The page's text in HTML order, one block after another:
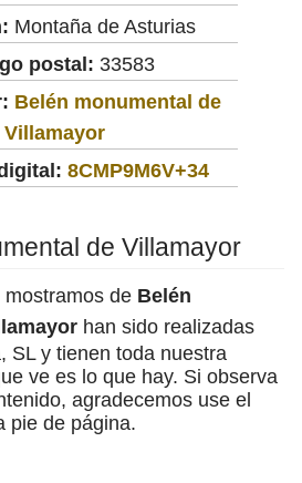
Montaña de Asturias
postal: 33583
Belén monumental de
Villamayor
8CMP9M6V+34
de Villamayor
de Belén
han sido realizadas
SL y tienen toda nuestra
ve es lo que hay. Si observa
agradecemos use el
pie de página.